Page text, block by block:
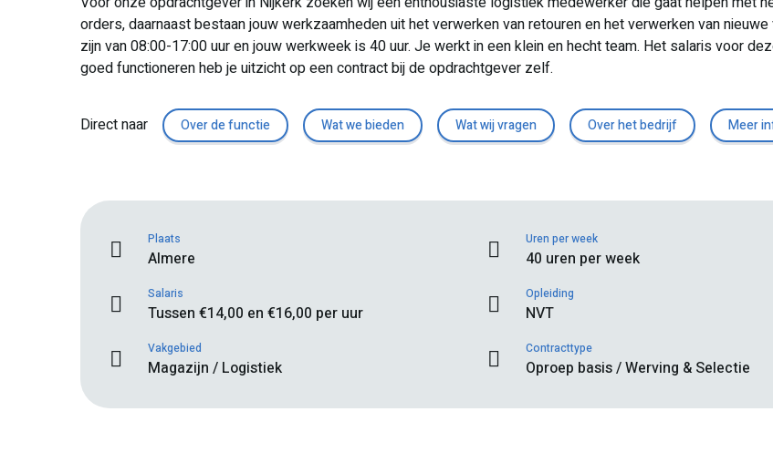
orders, daarnaast bestaan jouw werkzaamheden uit het verwerken van retouren en het verwerken van
zijn van 08:00-17:00 uur en jouw werkweek is 40 uur. Je werkt in een klein en hecht team. Het salaris voor
goed functioneren heb je uitzicht op een contract bij de opdrachtgever zelf.
Direct naar Over de functie Wat we bieden Wat wij vragen Over het bedrijf Meer
Plaats
Almere
Uren per week
40 uren per week
Salaris
Tussen €14,00 en €16,00 per uur
Opleiding
NVT
Vakgebied
Magazijn / Logistiek
Contracttype
Oproep basis / Werving & Selectie